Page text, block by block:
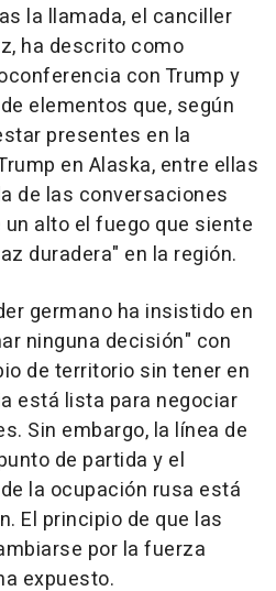
la llamada, el canciller
ha descrito como
con Trump y
elementos que, según
presentes en la
en Alaska, entre ellas
de las conversaciones
alto el fuego que siente
duradera" en la región.
germano ha insistido en
ninguna decisión" con
de territorio sin tener en
está lista para negociar
Sin embargo, la línea de
de partida y el
la ocupación rusa está
El principio de que las
por la fuerza
expuesto.